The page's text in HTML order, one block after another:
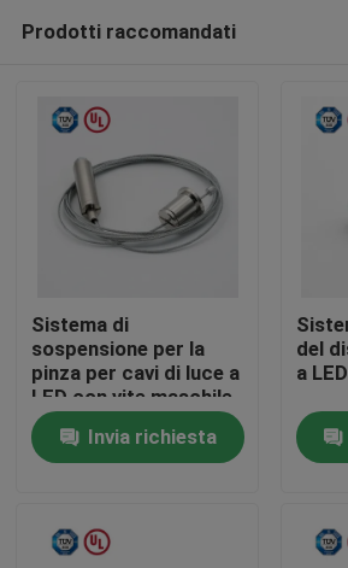
Casa
Video
Prodotti raccomandati
Sistema di
sospensione per la
pinza per cavi di luce a
LED con vite maschile
Invia richiesta
del
a LED